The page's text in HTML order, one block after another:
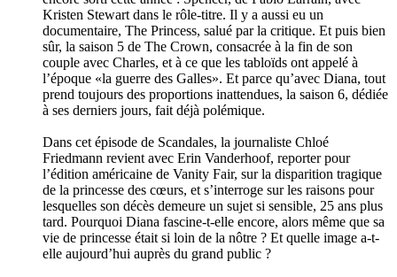
Kristen Stewart dans le rôle-titre. Il y a aussi eu un
documentaire, The Princess, salué par la critique. Et puis bien
sûr, la saison 5 de The Crown, consacrée à la fin de son
couple avec Charles, et à ce que les tabloïds ont appelé à
l’époque «la guerre des Galles». Et parce qu’avec Diana, tout
prend toujours des proportions inattendues, la saison 6, dédiée
à ses derniers jours, fait déjà polémique.
Dans cet épisode de Scandales, la journaliste Chloé
Friedmann revient avec Erin Vanderhoof, reporter pour
l’édition américaine de Vanity Fair, sur la disparition tragique
de la princesse des cœurs, et s’interroge sur les raisons pour
lesquelles son décès demeure un sujet si sensible, 25 ans plus
tard. Pourquoi Diana fascine-t-elle encore, alors même que sa
vie de princesse était si loin de la nôtre ? Et quelle image a-t-
elle aujourd’hui auprès du grand public ?